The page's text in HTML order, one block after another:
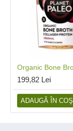
199,82 Lei
ADAUGĂ ÎN COŞ